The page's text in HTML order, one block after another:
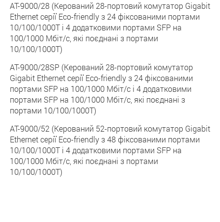
AT-9000/28 (Керований 28-портовий комутатор Gigabit
Ethernet серії Eco-friendly з 24 фіксованими портами
10/100/1000T і 4 додатковими портами SFP на
100/1000 Мбіт/с, які поєднані з портами
10/100/1000T)
AT-9000/28SP (Керований 28-портовий комутатор
Gigabit Ethernet серії Eco-friendly з 24 фіксованими
портами SFP на 100/1000 Мбіт/с і 4 додатковими
портами SFP на 100/1000 Мбіт/с, які поєднані з
портами 10/100/1000T)
AT-9000/52 (Керований 52-портовий комутатор Gigabit
Ethernet серії Eco-friendly з 48 фіксованими портами
10/100/1000T і 4 додатковими портами SFP на
100/1000 Мбіт/с, які поєднані з портами
10/100/1000T)